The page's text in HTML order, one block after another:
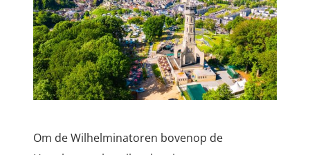
Om de Wilhelminatoren bovenop de